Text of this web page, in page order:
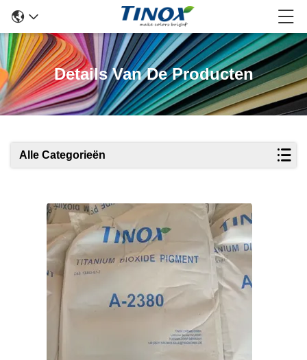
Details Van De Producten
Alle Categorieën